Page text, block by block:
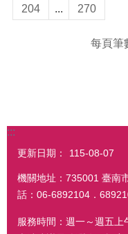
204
... 270
每頁筆
:::
更新日期： 115-08-07
機關地址：735001 臺南
話：06-6892104．
服務時間：週一～週五